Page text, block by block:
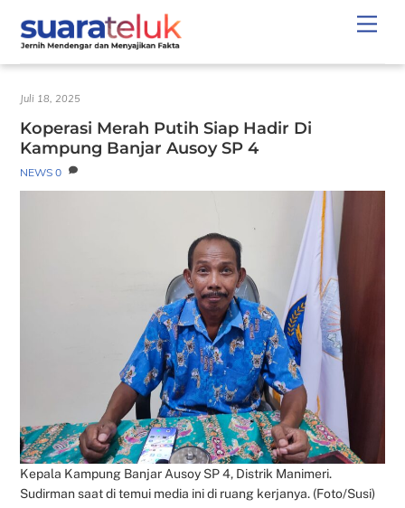
content
Juli 18, 2025
Koperasi Merah Putih Siap Hadir Di
Kampung Banjar Ausoy SP 4
NEWS 0
Kepala Kampung Banjar Ausoy SP 4, Distrik Manimeri.
Sudirman saat di temui media ini di ruang kerjanya. (Foto/Susi)